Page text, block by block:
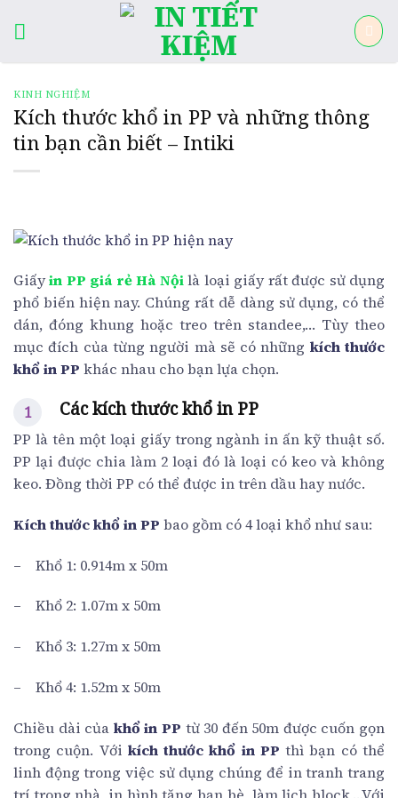
KINH NGHIỆM
Kích thước khổ in PP và những thông
tin bạn cần biết – Intiki
Giấyin PP giá rẻ Hà Nộilà loại giấy rất được sử dụng
phổ biến hiện nay. Chúng rất dễ dàng sử dụng, có thể
dán, đóng khung hoặc treo trên standee,… Tùy theo
mục đích của từng người mà sẽ có những kích thước
khổ in PP khác nhau cho bạn lựa chọn.
Các kích thước khổ in PP
PP là tên một loại giấy trong ngành in ấn kỹ thuật số.
PP lại được chia làm 2 loại đó là loại có keo và không
keo. Đồng thời PP có thể được in trên dầu hay nước.
Kích thước khổ in PP bao gồm có 4 loại khổ như sau:
– Khổ 1: 0.914m x 50m
– Khổ 2: 1.07m x 50m
– Khổ 3: 1.27m x 50m
– Khổ 4: 1.52m x 50m
Chiều dài của khổ in PP từ 30 đến 50m được cuốn gọn
trong cuộn. Với kích thước khổ in PP thì bạn có thể
linh động trong việc sử dụng chúng để in tranh trang